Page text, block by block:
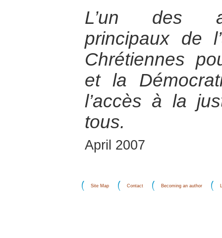
L’un des
principaux de
Chrétiennes
et la
l’accès à la
tous.
April 2007
Site Map Contact Becoming an author